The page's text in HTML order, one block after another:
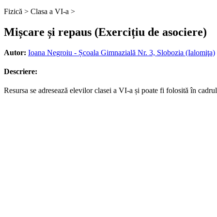
Fizică > Clasa a VI-a >
Mișcare și repaus (Exercițiu de asociere)
Autor: Ioana Negroiu - Școala Gimnazială Nr. 3, Slobozia (Ialomiţa)
Descriere:
Resursa se adresează elevilor clasei a VI-a și poate fi folosită în